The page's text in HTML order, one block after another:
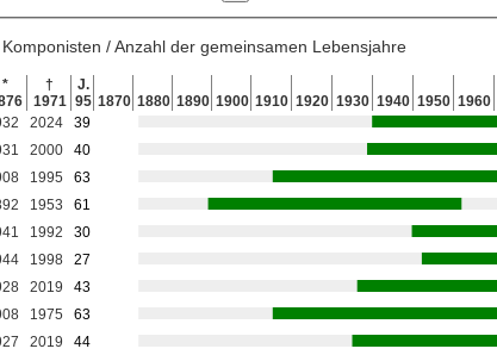
/ Anzahl der gemeinsamen Lebensjahre
*
†
1971
J.
95 1870 1880 1890 1900 1910 1920 1930 1940 1950 1960
2024
39
2000
40
1995
63
1953
61
1992
30
1998
27
2019
43
1975
63
2019
44